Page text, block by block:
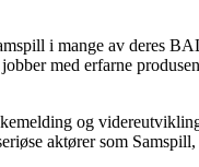
i mange av deres
med erfarne
og
aktører som